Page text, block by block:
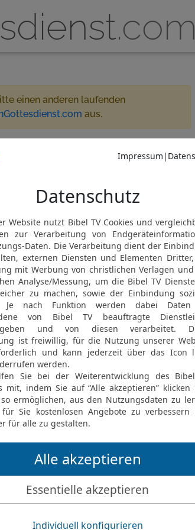
.com
einen anderen laufenden
aus.
Ecclesia Langenfeld
Gemeinde abonnieren